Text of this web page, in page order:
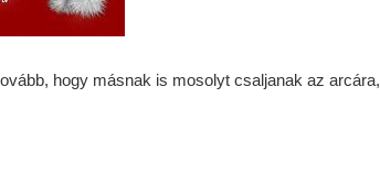
hogy másnak is mosolyt csaljanak az arcára,